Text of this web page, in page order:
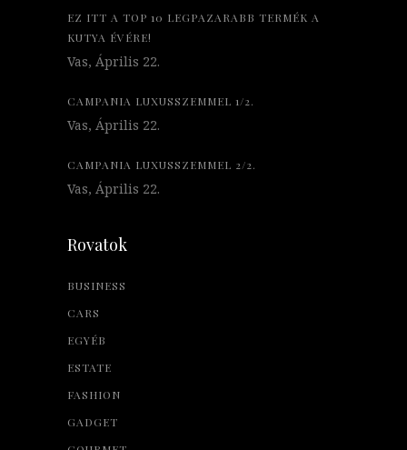
EZ ITT A TOP 10 LEGPAZARABB TERMÉK A
KUTYA ÉVÉRE!
Vas, Április 22.
CAMPANIA LUXUSSZEMMEL 1/2.
Vas, Április 22.
CAMPANIA LUXUSSZEMMEL 2/2.
Vas, Április 22.
Rovatok
BUSINESS
CARS
EGYÉB
ESTATE
FASHION
GADGET